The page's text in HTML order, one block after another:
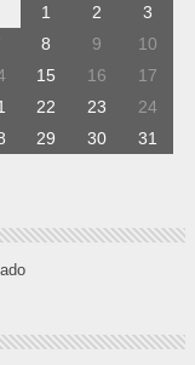
1 2
3
8 9
10
15 16
17
22 23
24
29 30 31